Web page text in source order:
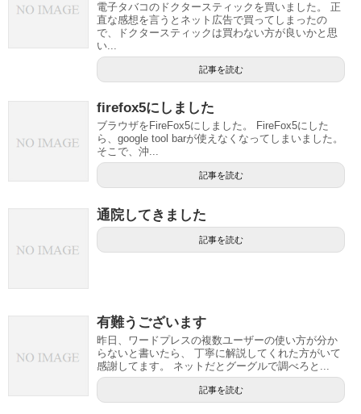
電子タバコのドクタースティックを買いました。 正
直な感想を言うとネット広告で買ってしまったの
で、ドクタースティックは買わない方が良いかと思
い...
記事を読む
firefox5にしました
ブラウザをFireFox5にしました。 FireFox5にした
ら、google tool barが使えなくなってしまいました。
そこで、沖...
記事を読む
通院してきました
記事を読む
有難うございます
昨日、ワードプレスの複数ユーザーの使い方が分か
らないと書いたら、 丁寧に解説してくれた方がいて
感謝してます。 ネットだとグーグルで調べろと...
記事を読む